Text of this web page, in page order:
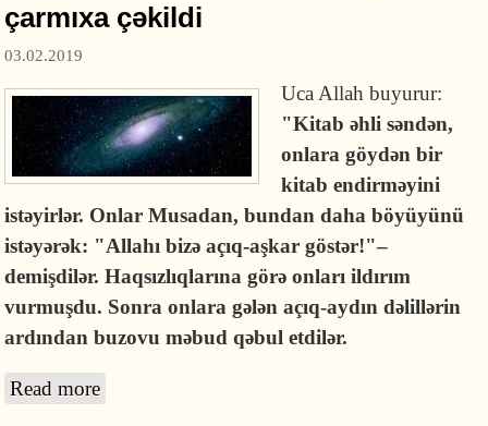
çarmıxa çəkildi
03.02.2019
Uca Allah buyurur:
"Kitab əhli səndən,
onlara göydən bir
kitab endirməyini
istəyirlər. Onlar Musadan, bundan daha böyüyünü
istəyərək: "Allahı bizə açıq-aşkar göstər!"–
demişdilər. Haqsızlıqlarına görə onları ildırım
vurmuşdu. Sonra onlara gələn açıq-aydın dəlillərin
ardından buzovu məbud qəbul etdilər.
Read more